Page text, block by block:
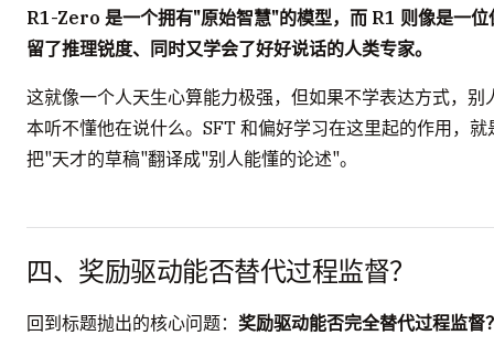
R1-Zero 是一个拥有"原始智慧"的模型，而 R1 则像是一位
留了推理锐度、同时又学会了好好说话的人类专家。
这就像一个人天生心算能力极强，但如果不学表达方式，别
本听不懂他在说什么。SFT 和偏好学习在这里起的作用，就
把"天才的草稿"翻译成"别人能懂的论述"。
四、奖励驱动能否替代过程监督？
回到标题抛出的核心问题： 奖励驱动能否完全替代过程监督